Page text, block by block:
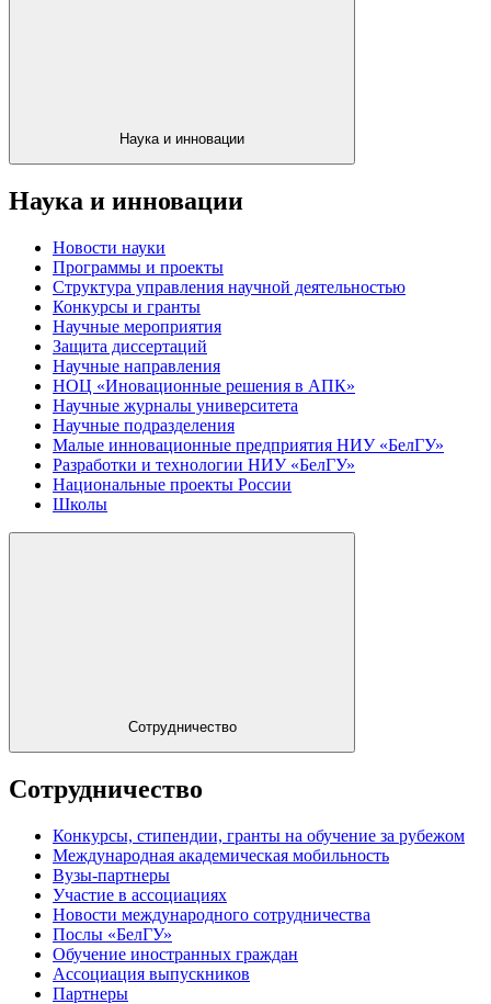
Наука и инновации
Наука и инновации
Новости науки
Программы и проекты
Структура управления научной деятельностью
Конкурсы и гранты
Научные мероприятия
Защита диссертаций
Научные направления
НОЦ «Иновационные решения в АПК»
Научные журналы университета
Научные подразделения
Малые инновационные предприятия НИУ «БелГУ»
Разработки и технологии НИУ «БелГУ»
Национальные проекты России
Школы
Сотрудничество
Сотрудничество
Конкурсы, стипендии, гранты на обучение за рубежом
Международная академическая мобильность
Вузы-партнеры
Участие в ассоциациях
Новости международного сотрудничества
Послы «БелГУ»
Обучение иностранных граждан
Ассоциация выпускников
Партнеры